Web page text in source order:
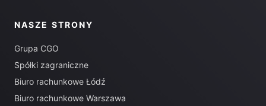
NASZE STRONY
Grupa CGO
Spółki zagraniczne
Biuro rachunkowe Łódź
Biuro rachunkowe Warszawa